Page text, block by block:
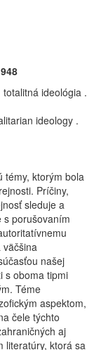
ideológia .
ideology .
témy, ktorým bola
Príčiny,
sleduje a
s porušovaním
väčšina
našej
s oboma tipmi
Téme
aspektom,
čele týchto
aj
literatúry, ktorá sa